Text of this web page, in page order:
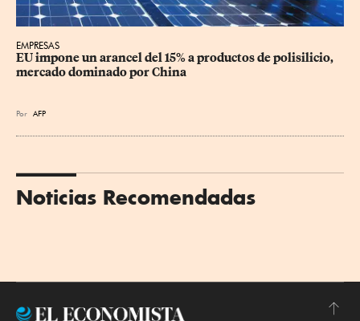
EMPRESAS
EU impone un arancel del 15% a productos de polisilicio,
mercado dominado por China
Por AFP
Noticias Recomendadas